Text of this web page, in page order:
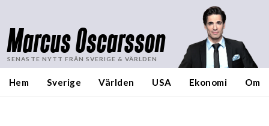
Marcus Oscarsson
SENASTE NYTT FRÅN SVERIGE & VÄRLDEN
Hem Sverige Världen USA Ekonomi Om